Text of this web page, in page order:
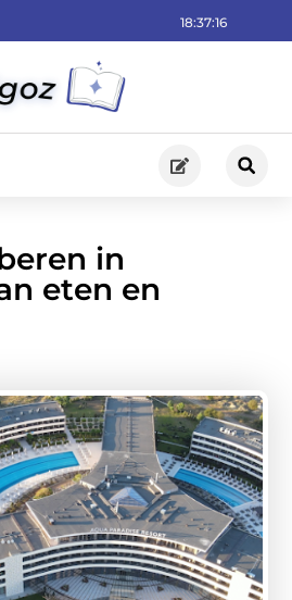
18:37:17
in
eten en